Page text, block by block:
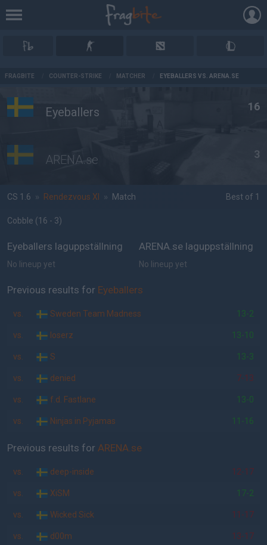
FRAGBITE COUNTER-STRIKE MATCHER EYEBALLERS VS. ARENA.SE
Eyeballers 16
ARENA.se 3
CS 1.6 » Rendezvous XI » Match Best of 1
Cobble (16 - 3)
Eyeballers laguppställning
No lineup yet
ARENA.se laguppställning
No lineup yet
Previous results for Eyeballers
vs. Sweden Team Madness 13-2
vs. loserz 13-10
vs. S 13-3
vs. denied 7-13
vs. f.d. Fastlane 13-0
vs. Ninjas in Pyjamas 11-16
Previous results for ARENA.se
vs. deep-inside 12-17
vs. XiSM 17-2
vs. Wicked Sick 11-17
vs. d00m 13-17